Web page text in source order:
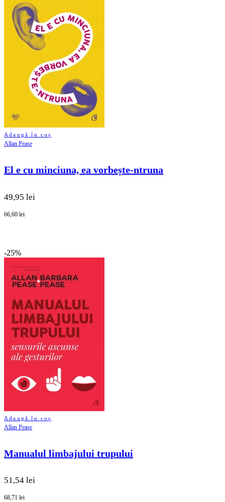
Adaugă în coș
Allan Pease
El e cu minciuna, ea vorbește-ntruna
49,95 lei
66,60 lei
-25%
Adaugă în coș
Allan Pease
Manualul limbajului trupului
51,54 lei
68,71 lei